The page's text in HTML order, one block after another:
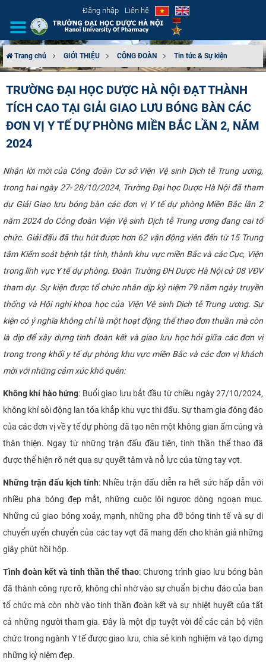
Đăng nhập Liên hệ
CƠ CẤU TỔ CHỨC
TUYỂN SINH
ĐÀO TẠO
ĐẢM BẢO CHẤT LƯỢNG
KHOA HỌC CÔNG NGHỆ
HTQT
CỰU NGƯỜI HỌC
Trang chủ GIỚI THIỆU CÔNG ĐOÀN Tin tức & Sự kiện
TRƯỜNG ĐẠI HỌC DƯỢC HÀ NỘI ĐẠT THÀNH
TÍCH CAO TẠI GIẢI GIAO LƯU BÓNG BÀN CÁC
ĐƠN VỊ Y TẾ DỰ PHÒNG MIỀN BẮC LẦN 2, NĂM
2024
Nhận lời mời của Công đoàn Cơ sở Viện Vệ sinh Dịch tễ Trung ương,
trong hai ngày 27- 28/10/2024, Trường Đại học Dược Hà Nội đã tham
dự Giải Giao lưu bóng bàn các đơn vị Y tế dự phòng Miền Bắc lần 2
năm 2024 do Công đoàn Viện Vệ sinh Dịch tễ Trung ương đang cai tổ
chức. Giải đấu đã thu hút được hơn 62 vận động viên đến từ 15 Trung
tâm Kiểm soát bệnh tật tỉnh, thành khu vực miền Bắc và các Cục, Viện
trong lĩnh vực Y tế dự phòng. Đoàn Trường ĐH Dược Hà Nội cử 08 VĐV
tham dự. Sự kiện được tổ chức nhân dịp kỷ niệm 79 năm ngày truyền
thống và Hội nghị khoa học của Viện Vệ sinh Dịch tễ Trung ương. Sự
kiện có ý nghĩa không chỉ là một hoạt động thể thao đơn thuần mà còn
là dịp để xây dựng tình đoàn kết và giao lưu học hỏi giữa các đơn vị
trong trong khối y tế dự phòng khu vực miền Bắc và các đơn vị khách
mời với những cảm xúc khó quên:
Không khí hào hứng: Buổi giao lưu bắt đầu từ chiều ngày 27/10/2024,
không khí sôi động lan tỏa khắp khu vực thi đấu. Sự tham gia đông đảo
của các đơn vị về y tế dự phòng đã tạo nên một không gian ấm cúng và
thân thiện. Ngay từ những trận đấu đầu tiên, tinh thần thể thao đã
được thể hiện rõ nét qua sự quyết tâm và nỗ lực của từng tay vợt.
Những trận đấu kịch tính: Nhiều trận đấu diễn ra hết sức hấp dẫn với
nhiều pha bóng đẹp mắt, những cuộc lội ngược dòng ngoạn mục.
Những cú giao bóng xoáy, mạnh, những pha đỡ bóng tinh tế và sự di
chuyển uyển chuyển của các tay vợt đã mang đến cho khán giả những
giây phút hồi hộp.
Tình đoàn kết và tinh thần thể thao: Chương trình giao lưu bóng bàn
đã thành công rực rỡ, không chỉ nhờ vào sự chuẩn bị chu đáo của ban
tổ chức mà còn nhờ vào tinh thần đoàn kết và sự nhiệt huyết của tất
cả những người tham gia. Đây là một dịp tuyệt vời để các cán bộ viên
chức trong ngành Y tế được giao lưu, chia sẻ kinh nghiệm và tạo dựng
những kỷ niệm đẹp.